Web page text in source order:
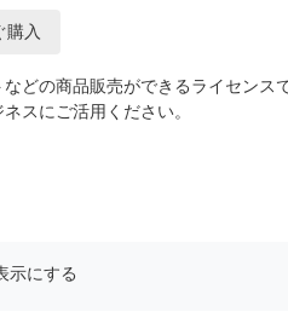
購入
どの商品販売ができるライセンスで
スにご活用ください。
示にする